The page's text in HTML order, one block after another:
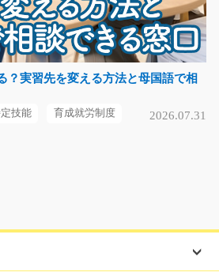
扱う会社での営業/y02_00643
品やプラスチックを扱っている工
☆…
？実習先を変える方法と母国語で相
技能 育成就労制度 2026.07.31